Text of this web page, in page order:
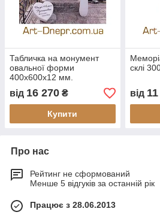
Табличка на монумент
овальної форми
400х600х12 мм.
від 16 270 ₴
Купити
склі
від
Про нас
Рейтинг не сформований
Менше 5 відгуків за останній рік
Працює з 28.06.2013